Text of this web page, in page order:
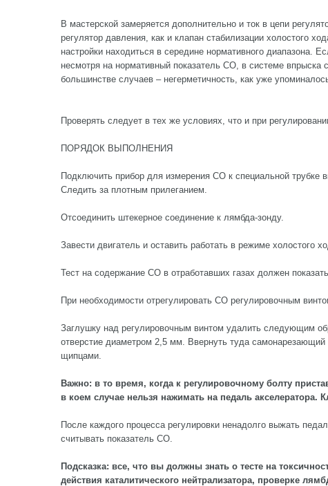
В мастерской замеряется дополнительно и ток в цепи
регулятор давления, как и клапан стабилизации холостого
настройки находиться в середине нормативного диапазона.
несмотря на нормативный показатель СО, в системе впрыска
большинстве случаев – негерметичность, как уже
Проверять следует в тех же условиях, что и при
ПОРЯДОК ВЫПОЛНЕНИЯ
Подключить прибор для измерения СО к специальной трубке
Следить за плотным прилеганием.
Отсоединить штекерное соединение к лямбда-зонду.
Завести двигатель и оставить работать в режиме холостого
Тест на содержание СО в отработавших газах должен
При необходимости отрегулировать СО регулировочным
Заглушку над регулировочным винтом удалить следующим
отверстие диаметром 2,5 мм. Ввернуть туда
щипцами.
Важно: в то время, когда к регулировочному болту
в коем случае нельзя нажимать на педаль акселератора.
После каждого процесса регулировки ненадолго выжать
считывать показатель СО.
Подсказка: все, что вы должны знать о тесте на
действия каталитического нейтрализатора, проверке